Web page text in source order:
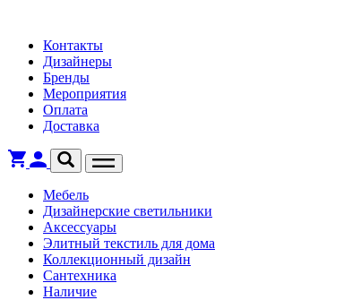
Контакты
Дизайнеры
Бренды
Мероприятия
Оплата
Доставка
Мебель
Дизайнерские светильники
Аксессуары
Элитный текстиль для дома
Коллекционный дизайн
Сантехника
Наличие